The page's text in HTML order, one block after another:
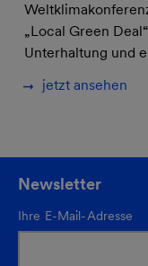
„Local Green
Unterhaltung und
jetzt ansehen
Newsletter
Ihre E-Mail-Adresse